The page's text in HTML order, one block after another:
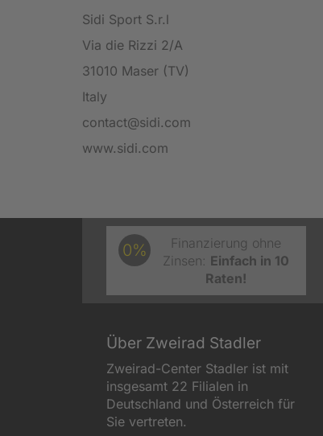
Sidi Sport S.r.l
Via die Rizzi 2/A
31010 Maser (TV)
Italy
contact@sidi.com
www.sidi.com
0%
Finanzierung ohne
Zinsen: Einfach in 10
Raten!
Über Zweirad Stadler
Zweirad-Center Stadler ist mit
insgesamt 22 Filialen in
Deutschland und Österreich für
Sie vertreten.